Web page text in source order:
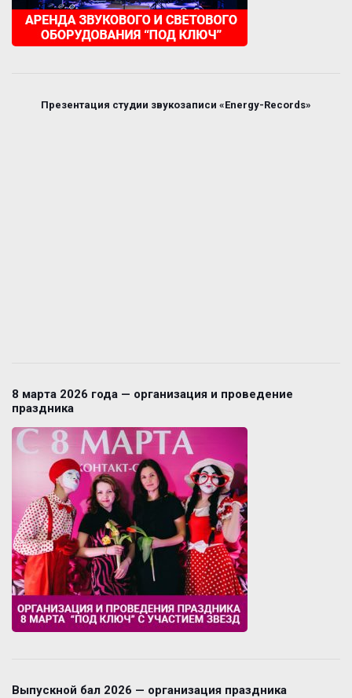
Презентация студии звукозаписи «Energy-Records»
8 марта 2026 года — организация и проведение
праздника
Выпускной бал 2026 — организация праздника